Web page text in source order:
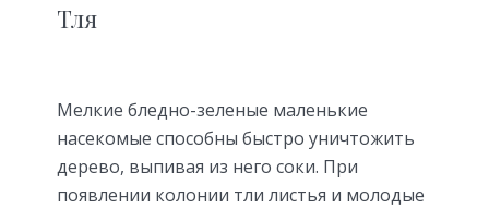
Тля
Мелкие бледно-зеленые маленькие
насекомые способны быстро уничтожить
дерево, выпивая из него соки. При
появлении колонии тли листья и молодые